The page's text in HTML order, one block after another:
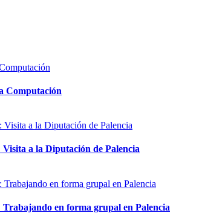
Computación
a la Diputación de Palencia
en forma grupal en Palencia